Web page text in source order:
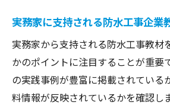
実務家に支持される防水工事企業
実務家から支持される防水工事教材
かのポイントに注目することが重要
の実践事例が豊富に掲載されている
料情報が反映されているかを確認し